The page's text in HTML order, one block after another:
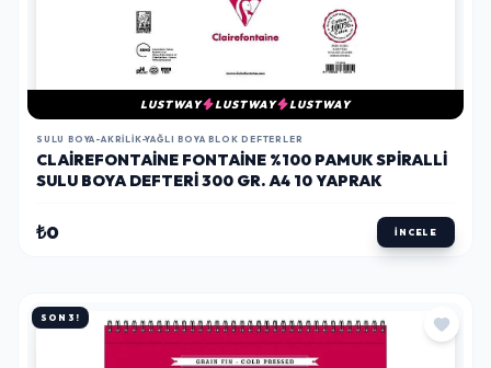
LUSTWAY LUSTWAY LUSTWAY
SULU BOYA-AKRILIK-YAĞLI BOYA BLOK DEFTERLER
CLAIREFONTAINE FONTAINE %100 PAMUK SPIRALLI
SULU BOYA DEFTERI 300 GR. A4 10 YAPRAK
₺0 İNCELE
SON 3!